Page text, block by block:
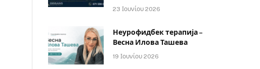
23 Ιουνίου 2026
Неурофидбек терапија –
Весна Илова Ташева
19 Ιουνίου 2026